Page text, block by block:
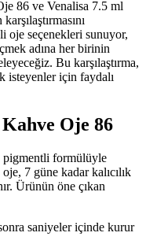
86 ve Venalisa 7.5 ml
oje seçenekleri sunuyor,
adına her birinin
Bu karşılaştırma,
isteyenler için faydalı
Oje 86
formülüyle
7 güne kadar kalıcılık
Ürünün öne çıkan
saniyeler içinde kurur